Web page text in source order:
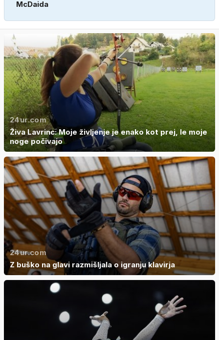
McDaida
24ur.com
Živa Lavrinc: Moje življenje je enako kot prej, le moje
noge počivajo
24ur.com
Z buško na glavi razmišljala o igranju klavirja